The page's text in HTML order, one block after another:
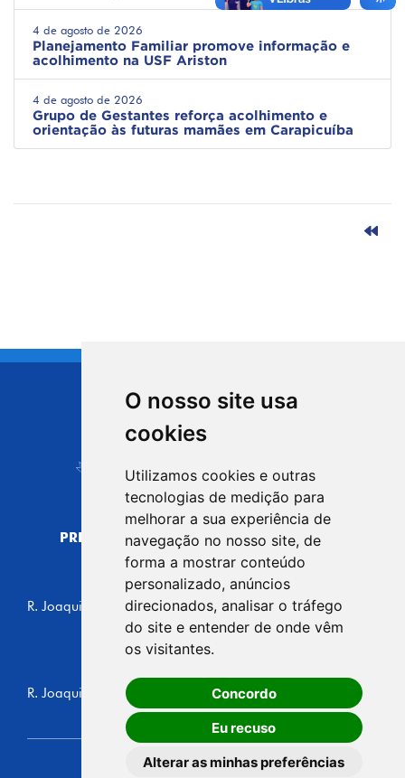
O nosso site usa
cookies
Utilizamos cookies e outras
tecnologias de medição para
melhorar a sua experiência de
navegação no nosso site, de
forma a mostrar conteúdo
personalizado, anúncios
direcionados, analisar o tráfego
do site e entender de onde vêm
os visitantes.
Concordo
Eu recuso
Alterar as minhas preferências
4 de agosto de 2026
Planejamento Familiar promove informação e
acolhimento na USF Ariston
4 de agosto de 2026
Grupo de Gestantes reforça acolhimento e
orientação às futuras mamães em Carapicuíba
CIDADE DE
Carapicuíba
PREFEITURA MUNICIPAL DE CARAPICUÍBA
CNPJ: 44.892.693/0001-40
CENTRO ADMINISTRATIVO
R. Joaquim das Neves, 211 - Vila Caldas, Carapicuíba/SP
CEP: 06310-030, Brasil
Telefone: 4164-5500
GABINETE DO PREFEITO
R. Joaquim das Neves, 205 - Vila Caldas, Carapicuíba/SP
CEP: 06310-030, Brasil